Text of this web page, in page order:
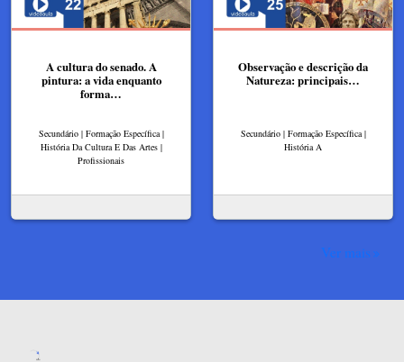
A cultura do senado. A
pintura: a vida enquanto
forma…
Secundário | Formação Específica |
História Da Cultura E Das Artes |
Profissionais
Observação e descrição da
Natureza: principais…
Secundário | Formação Específica |
História A
Ver mais